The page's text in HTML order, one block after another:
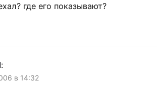
где его показывают?
:
в 14:32